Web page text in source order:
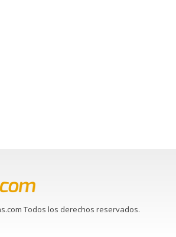
Todos los derechos reservados.